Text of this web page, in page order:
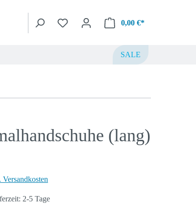
0,00 €*Warenkorb
SALE
(lang)
2-5 Tage